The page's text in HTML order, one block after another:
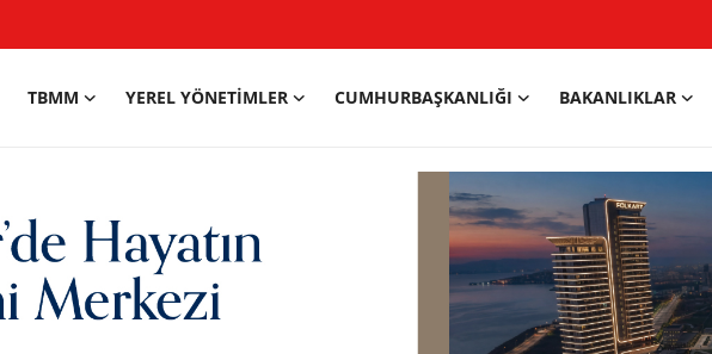
TBMM YEREL YÖNETIMLER CUMHURBAŞKANLIĞI BAKANLIKLAR